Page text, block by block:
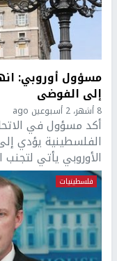
مسؤول أوروبي:
إلى الفوضى
8 أشهر، 2 أسبوعين ago
أكد مسؤول في
الفلسطينية يؤدي
الأوروبي يأتي لتجنب
فلسطينيات